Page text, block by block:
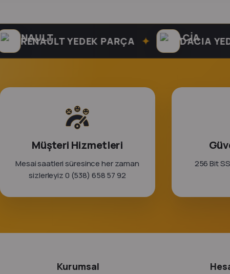
RENAULT YEDEK PARÇA ✦ DACIA YEDEK
Müşteri Hizmetleri
Mesai saatleri süresince her zaman
sizlerleyiz 0 (538) 658 57 92
256 Bit
Kurumsal